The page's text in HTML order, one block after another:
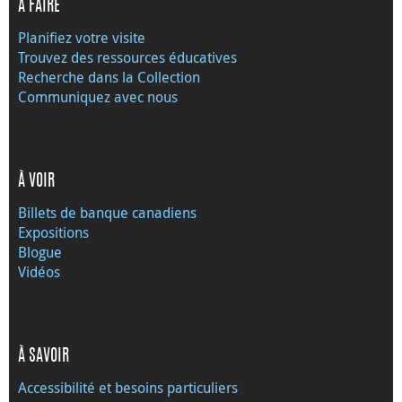
À FAIRE
Planifiez votre visite
Trouvez des ressources éducatives
Recherche dans la Collection
Communiquez avec nous
À VOIR
Billets de banque canadiens
Expositions
Blogue
Vidéos
À SAVOIR
Accessibilité et besoins particuliers